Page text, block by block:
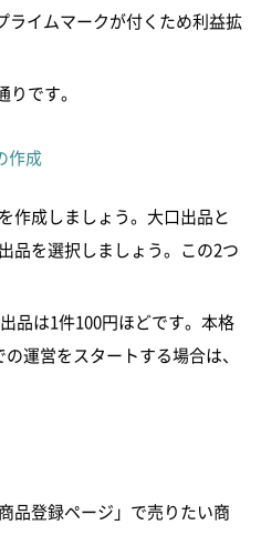
ライムマークが付くため利益拡
りです。
作成
作成しましょう。大口出品と
品を選択しましょう。この2つ
品は1件100円ほどです。本格
運営をスタートする場合は、
品登録ページ」で売りたい商